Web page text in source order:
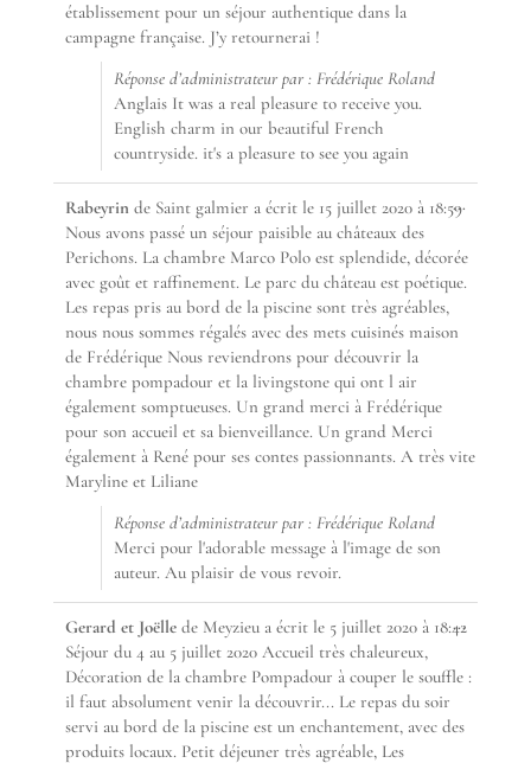
établissement pour un séjour authentique dans la
campagne française. J’y retournerai !
Réponse d’administrateur par : Frédérique Roland
Anglais It was a real pleasure to receive you.
English charm in our beautiful French
countryside. it's a pleasure to see you again
Rabeyrin de Saint galmier a écrit le15 juillet 2020 à 18:59
Nous avons passé un séjour paisible au châteaux des
Perichons. La chambre Marco Polo est splendide, décorée
avec goût et raffinement. Le parc du château est poétique.
Les repas pris au bord de la piscine sont très agréables,
nous nous sommes régalés avec des mets cuisinés maison
de Frédérique Nous reviendrons pour découvrir la
chambre pompadour et la livingstone qui ont l air
également somptueuses. Un grand merci à Frédérique
pour son accueil et sa bienveillance. Un grand Merci
également à René pour ses contes passionnants. A très vite
Maryline et Liliane
Réponse d’administrateur par : Frédérique Roland
Merci pour l'adorable message à l'image de son
auteur. Au plaisir de vous revoir.
...
méta.
Gerard et Joëlle de Meyzieu a écrit le5 juillet 2020 à 18:42
Séjour du 4 au 5 juillet 2020 Accueil très chaleureux,
Décoration de la chambre Pompadour à couper le souffle :
il faut absolument venir la découvrir... Le repas du soir
servi au bord de la piscine est un enchantement, avec des
produits locaux. Petit déjeuner très agréable, Les
...Ouvrir/
méta.